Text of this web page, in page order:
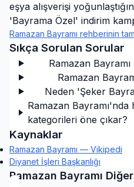
eşya alışverişi
'Bayrama Özel' indirim
Ramazan Bayramı rehberinin
Sıkça Sorulan Sorular
Ramazan
Ramazan
Neden 'Şeker
Ramazan Bayramı'nda
kategorileri öne çıkar?
Kaynaklar
Ramazan Bayramı — Vikipedi
Diyanet İşleri Başkanlığı
Ramazan Bayramı